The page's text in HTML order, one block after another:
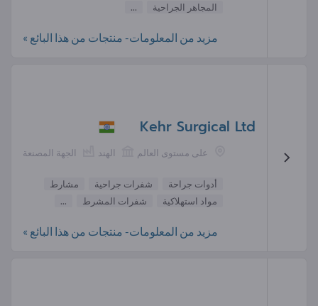
المجاهر الجراحية
...
مزيد من المعلومات- منتجات من هذا البائع »
Kehr Surgical Ltd
الجهة المصنعة الهند على مستوى العالم
أدوات جراحة شفرات جراحية
مشارط
مواد استهلاكية
شفرات المشرط ...
مزيد من المعلومات- منتجات من هذا البائع »